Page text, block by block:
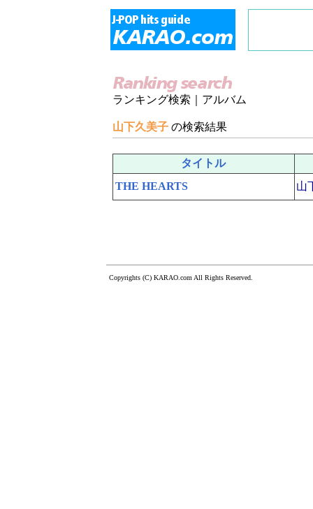
ランキング検索｜アルバム
山下久美子 の検索結果
タイトル
THE HEARTS
山
Copyrights (C) KARAO.com All Rights Reserved.